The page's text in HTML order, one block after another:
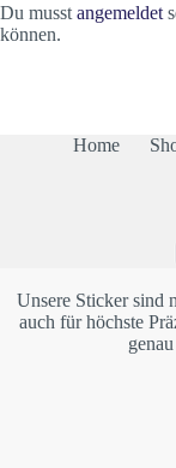
Du musst angemeldet
können.
Home
Unsere Sticker sind
auch für höchste